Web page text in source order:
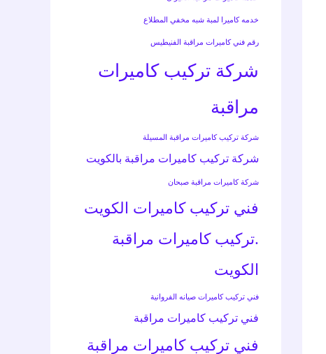
خدمه كاميرا لمبة شبه مخفي المطلاع
رقم فني كاميرات مراقبة الفنيطيس
شركة تركيب كاميرات
مراقبة
شركة تركيب كاميرات مراقبة المسيلة
شركة تركيب كاميرات مراقبة بالكويت
شركة كاميرات مراقبة صبحان
فني تركيب كاميرات الكويت
.تركيب كاميرات مراقبة
الكويت
فني تركيب كاميرات صيانه الفروانية
فني تركيب كاميرات مراقبة
فني تركيب كاميرات مراقبة